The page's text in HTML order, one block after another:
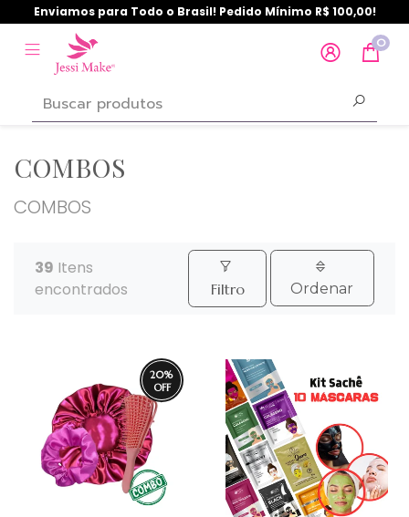
Enviamos para Todo o Brasil! Pedido Mínimo R$ 100,00!
0
COMBOS
COMBOS
39 Itens
encontrados
Filtro Ordenar
20%